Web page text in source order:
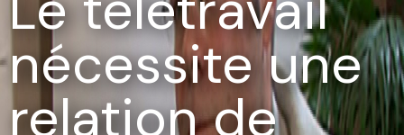
nécessite une
relation de